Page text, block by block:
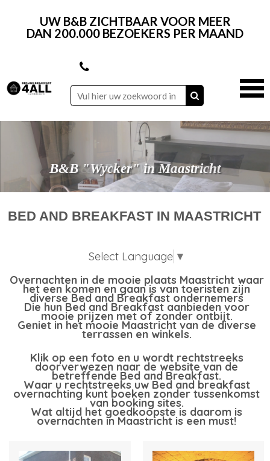
UW B&B ZICHTBAAR VOOR MEER
DAN 200.000 BEZOEKERS PER MAAND
B&B "Wycker" in Maastricht
B&B Be41 Maastricht
B&B Ellen in Maastricht
B&B "Piekel's" in Maastricht
BED AND BREAKFAST IN MAASTRICHT
Select Language ▼
Overnachten in de mooie plaats Maastricht waar
het een komen en gaan is van toeristen zijn
diverse Bed and Breakfast ondernemers
Die hun Bed and Breakfast aanbieden voor
mooie prijzen met of zonder ontbijt.
Geniet in het mooie Maastricht van de diverse
terrassen en winkels.
Klik op een foto en u wordt rechtstreeks
doorverwezen naar de website van de
betreffende Bed and Breakfast.
Waar u rechtstreeks uw Bed and breakfast
overnachting kunt boeken zonder tussenkomst
van booking sites.
Wat altijd het goedkoopste is daarom is
overnachten in Maastricht is een must!